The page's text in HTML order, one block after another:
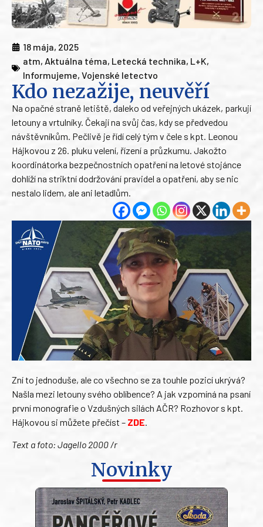
18 mája, 2025
atm, Aktuálna téma, Letecká technika, L+K,
Informujeme, Vojenské letectvo
Kdo nezažije, neuvěří
Na opačné straně letiště, daleko od veřejných ukázek, parkují
letouny a vrtulníky. Čekají na svůj čas, kdy se předvedou
návštěvníkům. Pečlivě je řídí celý tým v čele s kpt. Leonou
Hájkovou z 26. pluku velení, řízení a průzkumu. Jakožto
koordinátorka bezpečnostních opatření na letové stojánce
dohlíží na striktní dodržování pravidel a opatření, aby se nic
nestalo lidem, ale ani letadlům.
Zní to jednoduše, ale co všechno se za touhle pozicí ukrývá?
Našla mezi letouny svého oblíbence? A jak vzpomíná na psaní
první monografie o Vzdušných silách AČR? Rozhovor s kpt.
Hájkovou si můžete přečíst – ZDE.
Text a foto: Jagello 2000 /r
Novinky